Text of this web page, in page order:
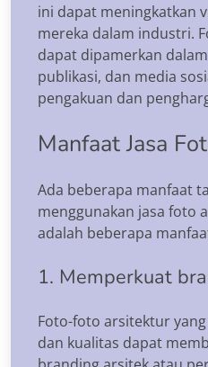
ini dapat meningkatkan
mereka dalam industri.
dapat dipamerkan
publikasi, dan media
pengakuan dan
Manfaat Jasa
Ada beberapa manfaat
menggunakan jasa foto
adalah beberapa
1. Memperkuat
Foto-foto arsitektur
dan kualitas dapat